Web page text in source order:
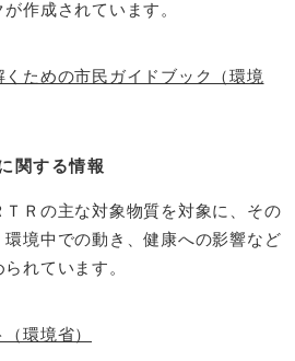
作成されています。
くための市民ガイドブック（環境
関する情報
Ｒの主な対象物質を対象に、その
境中での動き、健康への影響など
れています。
環境省）